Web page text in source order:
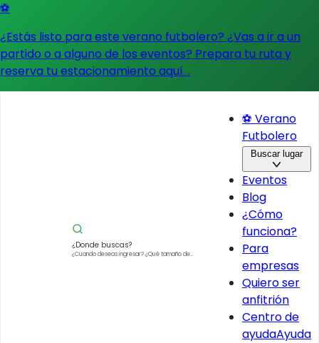
⚽
¿Estás listo para este verano futbolero? ¿Vas a ir a un
partido o a alguno de los eventos? Prepara tu ruta y
reserva tu estacionamiento aquí. .
¿Donde buscas?
¿Cuando deseas ingresar?¿Qué tamaño de
⚽ Verano
Futbolero
Buscar lugar
Eventos
Blog
¿Cómo
funciona?
Para
empresas
Quiero ser
anfitrión
Centro de
ayudaAyuda